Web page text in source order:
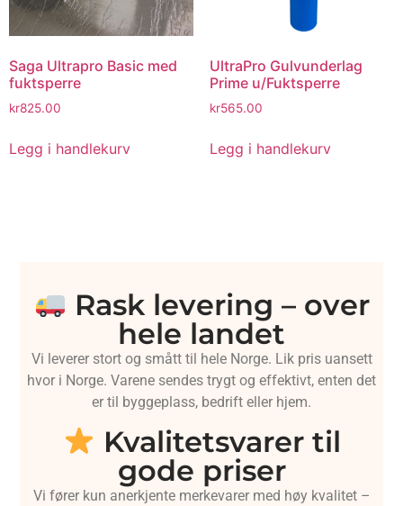
Saga Ultrapro Basic med
fuktsperre
kr825.00
Legg i handlekurv
UltraPro Gulvunderlag
Prime u/Fuktsperre
kr565.00
Legg i handlekurv
Rask levering – over
hele landet
Vi leverer stort og smått til hele Norge. Lik pris uansett
hvor i Norge. Varene sendes trygt og effektivt, enten det
er til byggeplass, bedrift eller hjem.
Kvalitetsvarer til
gode priser
Vi fører kun anerkjente merkevarer med høy kvalitet –